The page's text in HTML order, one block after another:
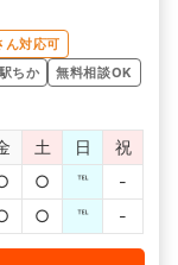
ん対応可
駅ちか
無料相談OK
土 日
祝
○ ℡
-
○ ℡ -